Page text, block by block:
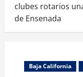
clubes rotarios
de Ensenada
Baja California